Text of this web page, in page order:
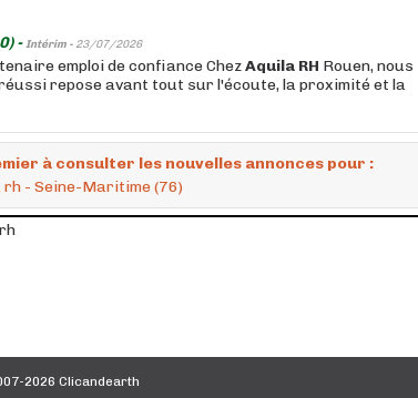
-Intérim - 23/07/2026
emploi de confiance ChezAquila RH Rouen, nous
repose avant tout sur l'écoute, la proximité et la
à consulter les nouvelles annonces pour :
rh - Seine-Maritime (76)
2026 Clicandearth